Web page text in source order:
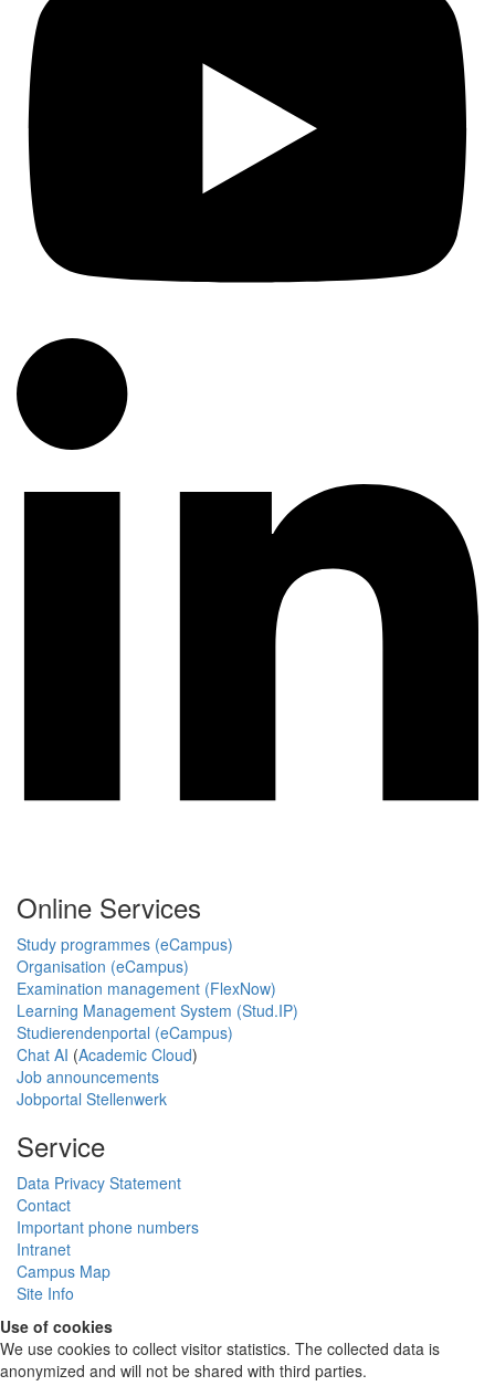
Online Services
Study programmes (eCampus)
Organisation (eCampus)
Examination management (FlexNow)
Learning Management System (Stud.IP)
Studierendenportal (eCampus)
Chat AI (Academic Cloud)
Job announcements
Jobportal Stellenwerk
Service
Data Privacy Statement
Contact
Important phone numbers
Intranet
Campus Map
Site Info
Use of cookies
We use cookies to collect visitor statistics. The collected data is
anonymized and will not be shared with third parties.